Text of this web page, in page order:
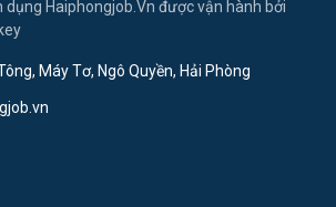
Haiphongjob.Vn được vận hành bởi
Máy Tơ, Ngô Quyền, Hải Phòng